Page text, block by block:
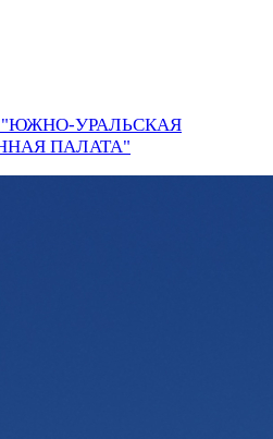
УРАЛЬСКАЯ
ПАЛАТА"